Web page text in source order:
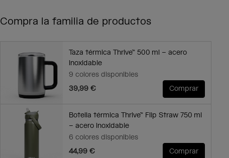
Compra la familia de productos
Taza térmica Thrive™ 500 ml – acero
inoxidable
9 colores disponibles
39,99 €
Comprar
Botella térmica Thrive™ Flip Straw 750 ml
– acero inoxidable
6 colores disponibles
44,99 €
Comprar